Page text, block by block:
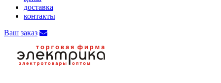
доставка
контакты
Ваш заказ